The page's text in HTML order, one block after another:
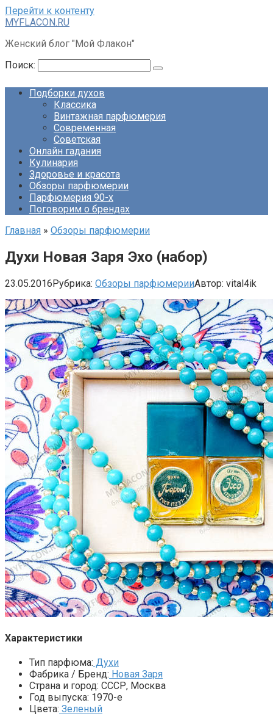
Перейти к контенту
MYFLACON.RU
Женский блог "Мой Флакон"
Поиск:
Подборки духов
Классика
Винтажная парфюмерия
Современная
Советская
Онлайн гадания
Кулинария
Здоровье и красота
Обзоры парфюмерии
Парфюмерия 90-х
Поговорим о брендах
Главная » Обзоры парфюмерии
Духи Новая Заря Эхо (набор)
23.05.2016Рубрика: Обзоры парфюмерииАвтор: vital4ik
Характеристики
Тип парфюма: Духи
Фабрика / Бренд: Новая Заря
Страна и город: СССР, Москва
Год выпуска: 1970-е
Цвета: Зеленый